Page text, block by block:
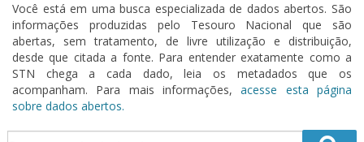
Você está em uma busca especializada de dados abertos. São
informações produzidas pelo Tesouro Nacional que são
abertas, sem tratamento, de livre utilização e distribuição,
desde que citada a fonte. Para entender exatamente como a
STN chega a cada dado, leia os metadados que os
acompanham. Para mais informações,acesse esta página
sobre dados abertos.